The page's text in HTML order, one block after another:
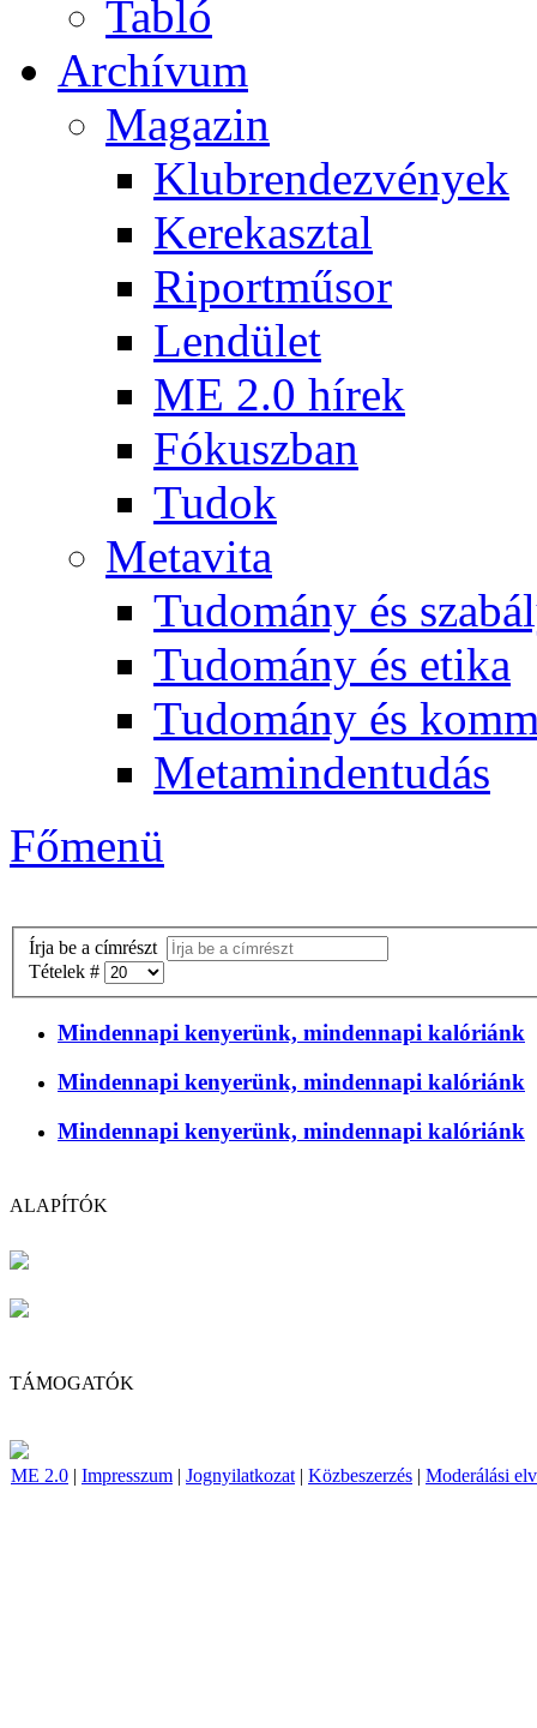
Tabló
Archívum
Magazin
Klubrendezvények
Kerekasztal
Riportműsor
Lendület
ME 2.0 hírek
Fókuszban
Tudok
Metavita
Tudomány és
Tudomány és etika
Tudomány és
Metamindentudás
Főmenü
Írja be a címrészt
Tételek #
Mindennapi kenyerünk, mindennapi kalóriánk
Mindennapi kenyerünk, mindennapi kalóriánk
Mindennapi kenyerünk, mindennapi kalóriánk
ALAPÍTÓK
TÁMOGATÓK
ME 2.0 | Impresszum | Jognyilatkozat | Közbeszerzés | Moderálási